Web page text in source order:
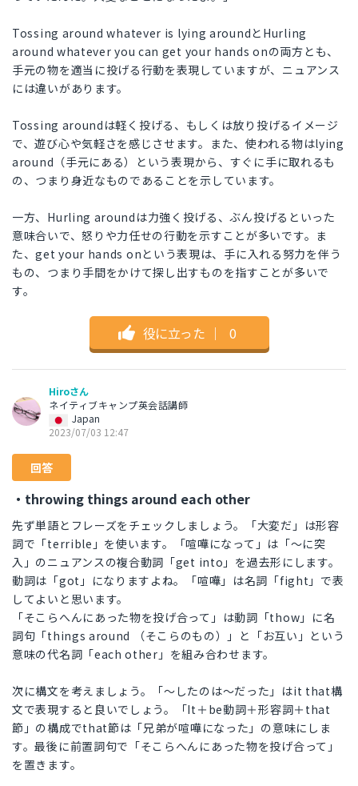
Tossing around whatever is lying aroundとHurling
around whatever you can get your hands onの両方とも、
手元の物を適当に投げる行動を表現していますが、ニュアンス
には違いがあります。
Tossing aroundは軽く投げる、もしくは放り投げるイメージ
で、遊び心や気軽さを感じさせます。また、使われる物はlying
around（手元にある）という表現から、すぐに手に取れるも
の、つまり身近なものであることを示しています。
一方、Hurling aroundは力強く投げる、ぶん投げるといった
意味合いで、怒りや力任せの行動を示すことが多いです。ま
た、get your hands onという表現は、手に入れる努力を伴う
もの、つまり手間をかけて探し出すものを指すことが多いで
す。
役に立った ｜ 0
Hiroさん
ネイティブキャンプ英会話講師
Japan
2023/07/03 12:47
回答
・throwing things around each other
先ず単語とフレーズをチェックしましょう。「大変だ」は形容
詞で「terrible」を使います。「喧嘩になって」は「～に突
入」のニュアンスの複合動詞「get into」を過去形にします。
動詞は「got」になりますよね。「喧嘩」は名詞「fight」で表
してよいと思います。
「そこらへんにあった物を投げ合って」は動詞「thow」に名
詞句「things around （そこらのもの）」と「お互い」という
意味の代名詞「each other」を組み合わせます。
次に構文を考えましょう。「～したのは～だった」はit that構
文で表現すると良いでしょう。「It＋be動詞＋形容詞＋that
節」の構成でthat節は「兄弟が喧嘩になった」の意味にしま
す。最後に前置詞句で「そこらへんにあった物を投げ合って」
を置きます。